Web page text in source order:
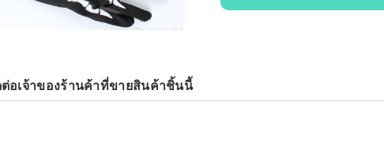
อเจ้าของร้านค้าที่ขายสินค้าชิ้นนี้